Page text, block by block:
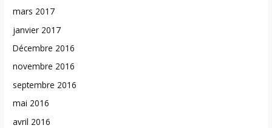
mars 2017
janvier 2017
Décembre 2016
novembre 2016
septembre 2016
mai 2016
avril 2016